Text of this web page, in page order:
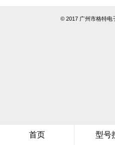
首页 型号
© 2017 广州市格特电